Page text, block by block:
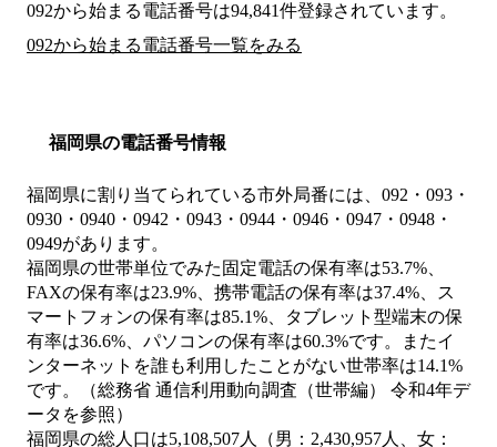
092から始まる電話番号は94,841件登録されています。
092から始まる電話番号一覧をみる
福岡県の電話番号情報
福岡県に割り当てられている市外局番には、092・093・
0930・0940・0942・0943・0944・0946・0947・0948・
0949があります。
福岡県の世帯単位でみた固定電話の保有率は53.7%、
FAXの保有率は23.9%、携帯電話の保有率は37.4%、ス
マートフォンの保有率は85.1%、タブレット型端末の保
有率は36.6%、パソコンの保有率は60.3%です。またイ
ンターネットを誰も利用したことがない世帯率は14.1%
です。（総務省 通信利用動向調査（世帯編） 令和4年デ
ータを参照）
福岡県の総人口は5,108,507人（男：2,430,957人、女：